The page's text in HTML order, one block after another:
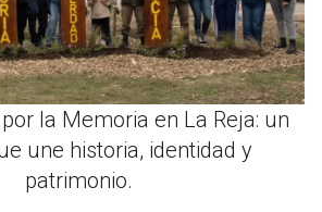
la Memoria en La Reja: un
une historia, identidad y
patrimonio.